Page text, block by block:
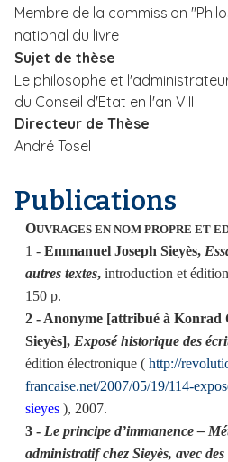
Membre de la commission
national du livre
Sujet de thèse
Le philosophe et
du Conseil d'Etat en l'an VIII
Directeur de Thèse
André Tosel
Publications
OUVRAGES EN NOM PROPRE ET
1 - Emmanuel Joseph Sieyès,
autres textes, introduction et
150 p.
2 - Anonyme [attribué à Konrad
Sieyès], Exposé historique des
édition électronique ( http://
francaise.net/2007/05/19/114-
sieyes ), 2007.
3 - Le principe d’immanence –
administratif chez Sieyès, avec